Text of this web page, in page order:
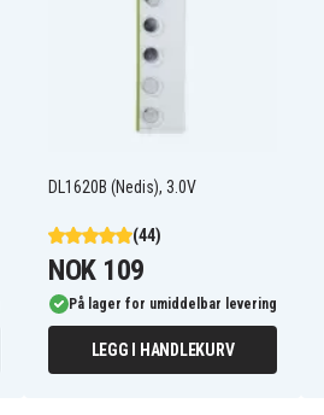
DL1620B (Nedis), 3.0V
(44)
NOK 109
På lager for umiddelbar levering
LEGG I HANDLEKURV